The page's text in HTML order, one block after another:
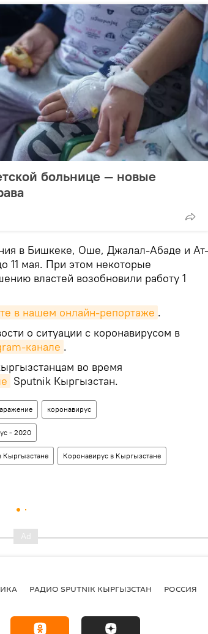
больнице — новые
в Бишкеке, Оше, Джалал-Абаде и Ат-
11 мая. При этом некоторые
властей возобновили работу 1
в нашем онлайн-репортаже .
о ситуации с коронавирусом в
канале .
во время
Sputnik Кыргызстан.
коронавирус
- 2020
Кыргызстане Коронавирус в Кыргызстане
РАДИО SPUTNIK КЫРГЫЗСТАН РОССИЯ